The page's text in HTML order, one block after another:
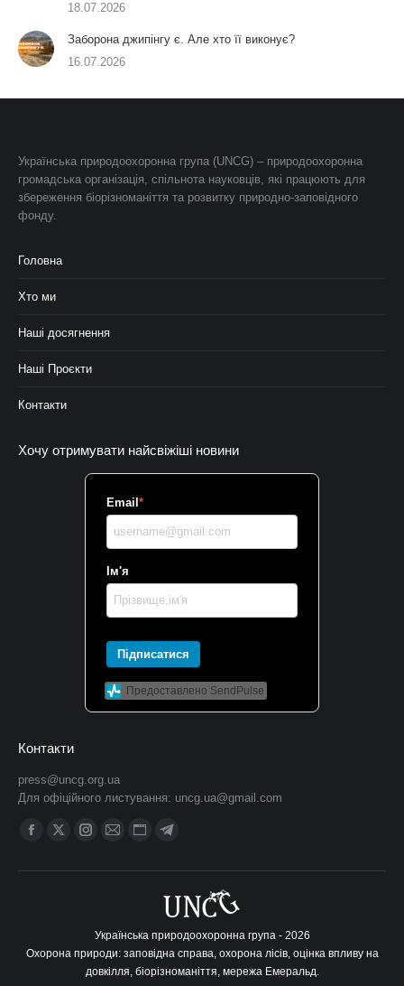
18.07.2026
Заборона джипінгу є. Але хто її виконує?
16.07.2026
Українська природоохоронна група (UNCG) – природоохоронна
громадська організація, спільнота науковців, які працюють для
збереження біорізноманіття та розвитку природно-заповідного
фонду.
Головна
Хто ми
Наші досягнення
Наші Проєкти
Контакти
Хочу отримувати найсвіжіші новини
Email *
Ім'я
Підписатися
Предоставлено SendPulse
Контакти
press@uncg.org.ua
Для офіційного листування: uncg.ua@gmail.com
Find us on:
Facebook
вікні
новому
вікні
Instagram
новому
вікні
новому
вікні
Website
новому
вікні
Telegram
відкривається
у
новому
вікні
Українська природоохоронна група - 2026
Охорона природи: заповідна справа, охорона лісів, оцінка впливу на
довкілля, біорізноманіття, мережа Емеральд.